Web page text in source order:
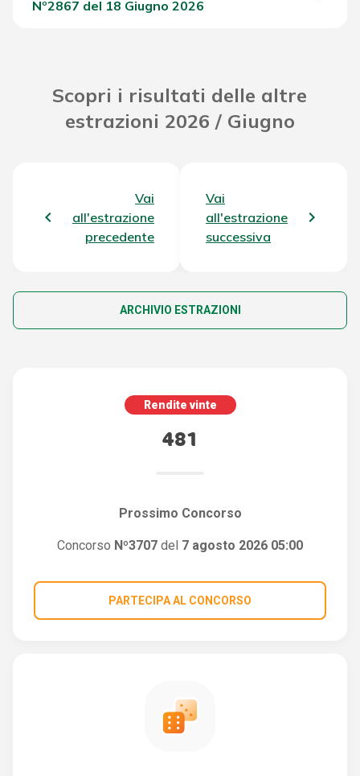
Nº2867 del 18 Giugno 2026
Scopri i risultati delle altre
estrazioni 2026 / Giugno
Vai
all'estrazione
precedente
Vai
all'estrazione
successiva
ARCHIVIO ESTRAZIONI
Rendite vinte
481
Prossimo Concorso
Concorso Nº3707 del 7 agosto 2026 05:00
PARTECIPA AL CONCORSO